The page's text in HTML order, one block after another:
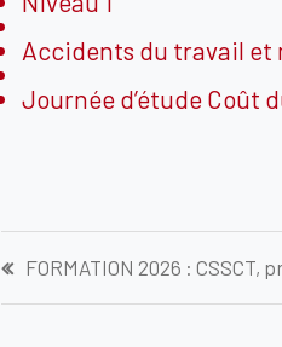
Accidents du travail et
Journée d’étude Coût
Navigation
de
FORMATION 2026 : CSSCT,